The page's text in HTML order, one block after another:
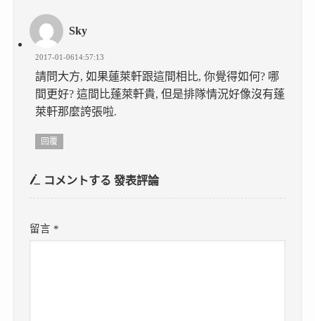
Sky
2017-01-0614:57:13
請問大方, 如果蓮萊軒跟這間相比, 你覺得如何? 哪
間更好? 這間比蓬萊軒貴, 但是排隊情況好像沒有蓬
萊軒那麼誇張啦.
回覆
コメントする發表評論
留言 *